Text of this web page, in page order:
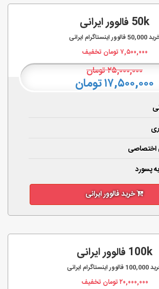
50k فالوور ایرانی
50,000فالوور اینستاگرام ایرانی
۷,۵۰۰,۰۰۰تومان تخفیف
۲۵,۰۰۰,۰۰۰تومان
۱۷,۵۰۰,۰۰۰ تومان
اختصاصی
پسورد
خرید فالوور ایرانی
100k فالوور ایرانی
100,000 فالوور اینستاگرام ایرانی
۲۰,۰۰۰,۰۰۰تومان تخفیف